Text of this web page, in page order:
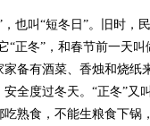
，也叫“短冬日”。旧时
“正冬”，和春节前一天
备有酒菜、香烛和烧
全度过冬天。“正冬”又
熟食，不能生粮食下